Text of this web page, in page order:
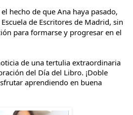
hecho de que Ana haya pasado,
de Escritores de Madrid, sin
para formarse y progresar en el
de una tertulia extraordinaria
del Día del Libro. ¡Doble
aprendiendo en buena